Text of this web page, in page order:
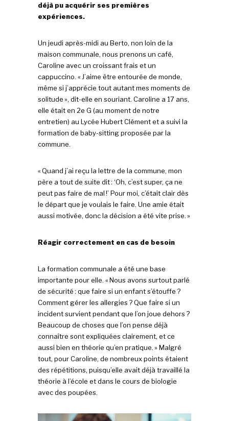
déjà pu acquérir ses premières
expériences.
Un jeudi après-midi au Berto, non loin de la
maison communale, nous prenons un café,
Caroline avec un croissant frais et un
cappuccino. « J’aime être entourée de monde,
même si j’apprécie tout autant mes moments de
solitude », dit-elle en souriant. Caroline a 17 ans,
elle était en 2e G (au moment de notre
entretien) au Lycée Hubert Clément et a suivi la
formation de baby-sitting proposée par la
commune.
« Quand j’ai reçu la lettre de la commune, mon
père a tout de suite dit : ‘Oh, c’est super, ça ne
peut pas faire de mal !’ Pour moi, c’était clair dès
le départ que je voulais le faire. Une amie était
aussi motivée, donc la décision a été vite prise. »
Réagir correctement en cas de besoin
La formation communale a été une base
importante pour elle. « Nous avons surtout parlé
de sécurité : que faire si un enfant s’étouffe ?
Comment gérer les allergies ? Que faire si un
incident survient pendant que l’on joue dehors ?
Beaucoup de choses que l’on pense déjà
connaître sont expliquées clairement, et ce
aussi bien en théorie qu’en pratique. » Malgré
tout, pour Caroline, de nombreux points étaient
des répétitions, puisqu’elle avait déjà travaillé la
théorie à l’école et dans le cours de biologie
avec des poupées.